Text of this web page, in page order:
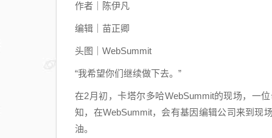
作者｜陈伊凡
编辑｜苗正卿
头图｜WebSummit
“我希望你们继续做下去。”
在2月初，卡塔尔多哈WebSummit的现场，一
知，在WebSummit，会有基因编辑公司来到现
油。